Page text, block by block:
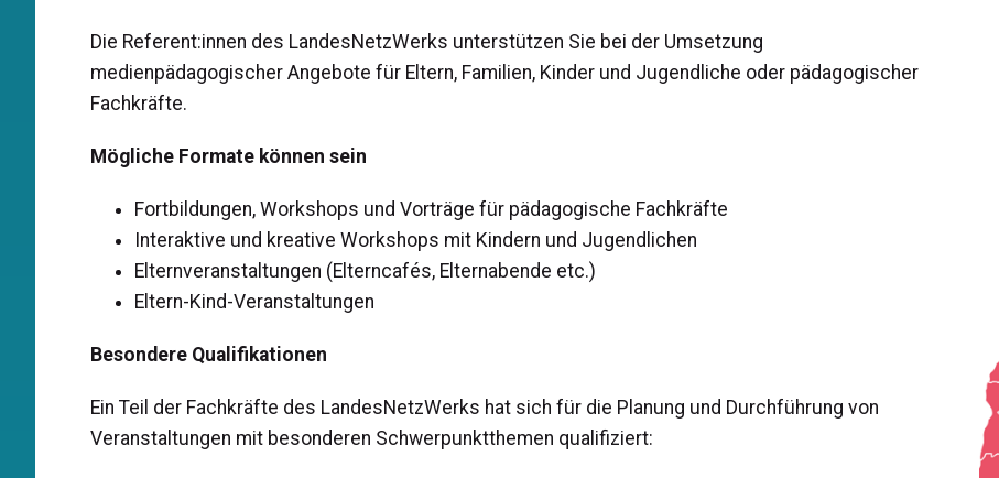
Die Referent:innen des LandesNetzWerks unterstützen Sie bei der Umsetzung
medienpädagogischer Angebote für Eltern, Familien, Kinder und Jugendliche oder pädagogischer
Fachkräfte.
Mögliche Formate können sein
Fortbildungen, Workshops und Vorträge für pädagogische Fachkräfte
Interaktive und kreative Workshops mit Kindern und Jugendlichen
Elternveranstaltungen (Elterncafés, Elternabende etc.)
Eltern-Kind-Veranstaltungen
Besondere Qualifikationen
Ein Teil der Fachkräfte des LandesNetzWerks hat sich für die Planung und Durchführung von
Veranstaltungen mit besonderen Schwerpunktthemen qualifiziert: